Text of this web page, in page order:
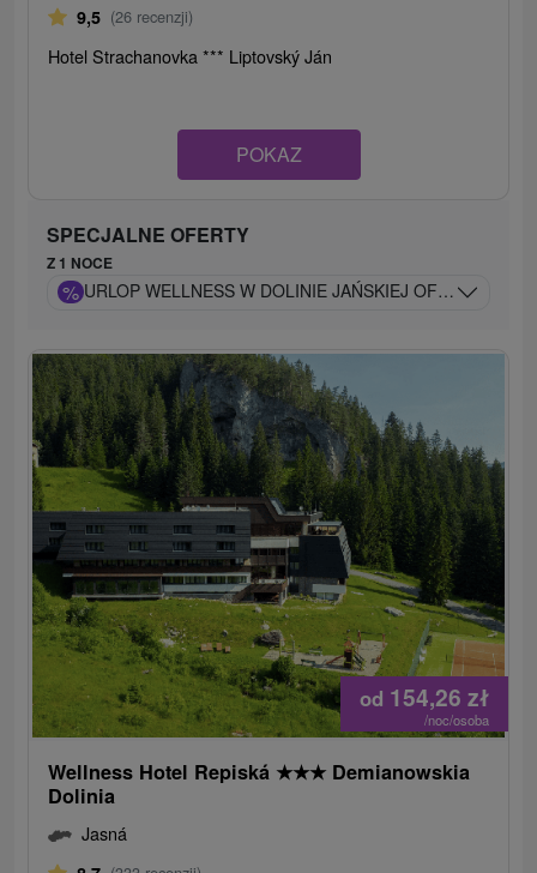
9,5 (26 recenzji)
Hotel Strachanovka *** Liptovský Ján
POKAZ
SPECJALNE OFERTY
Z 1 NOCE
% URLOP WELLNESS W DOLINIE JAŃSKIEJ OFERUJĄCY
od 154,26 zł
/noc/osoba
Wellness Hotel Repiská ★★★ Demianowskia
Dolinia
Jasná